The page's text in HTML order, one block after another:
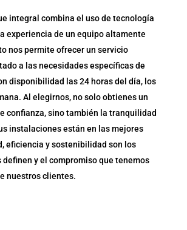
integral combina el uso de tecnología
experiencia de un equipo altamente
nos permite ofrecer un servicio
a las necesidades específicas de
disponibilidad las 24 horas del día, los
Al elegirnos, no solo obtienes un
confianza, sino también la tranquilidad
instalaciones están en las mejores
eficiencia y sostenibilidad son los
definen y el compromiso que tenemos
nuestros clientes.